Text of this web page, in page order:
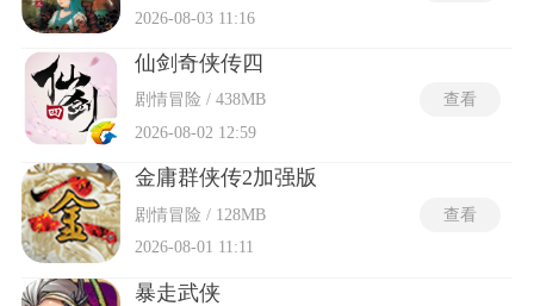
2026-08-03 11:16
仙剑奇侠传四
剧情冒险 / 438MB
2026-08-02 12:59
查看
金庸群侠传2加强版
剧情冒险 / 128MB
2026-08-01 11:11
查看
暴走武侠